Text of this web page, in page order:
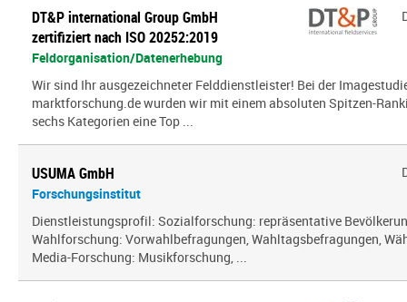
DT&P international Group GmbH
zertifiziert nach ISO 20252:2019
Feldorganisation/Datenerhebung
Wir sind Ihr ausgezeichneter Felddienstleister! Bei der
marktforschung.de wurden wir mit einem absoluten Spitzen-
sechs Kategorien eine Top ...
USUMA GmbH
Forschungsinstitut
Dienstleistungsprofil: Sozialforschung: repräsentative
Wahlforschung: Vorwahlbefragungen, Wahltagsbefragungen,
Media-Forschung: Musikforschung, ...